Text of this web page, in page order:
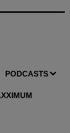
PODCASTS